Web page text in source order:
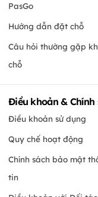
PasGo
Hướng dẫn đặt chỗ
Câu hỏi thường gặp
chỗ
Điều khoản & Chính
Điều khoản sử dụng
Quy chế hoạt động
Chính sách bảo mật
tin